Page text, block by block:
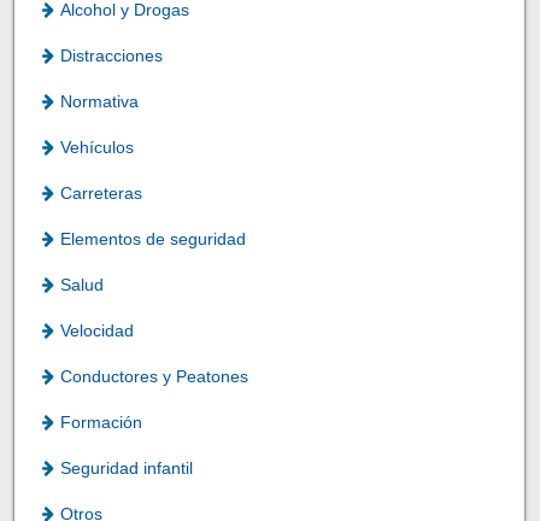
Alcohol y Drogas
Distracciones
Normativa
Vehículos
Carreteras
Elementos de seguridad
Salud
Velocidad
Conductores y Peatones
Formación
Seguridad infantil
Otros